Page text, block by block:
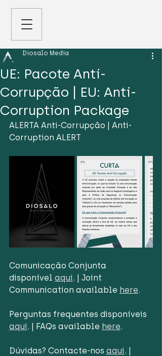
UE: Pacote Anti-
Corrupção | EU: Anti-
Corruption Package
Diosalo Media
ALERTA Anti-Corrupção | Anti-
Corruption ALERT
Comunicação Conjunta
disponível aqui. | Joint
Communication available here.
Perguntas frequentes disponíveis
aqui. | FAQs available here.
Dúvidas? Contacte-nos aqui. |